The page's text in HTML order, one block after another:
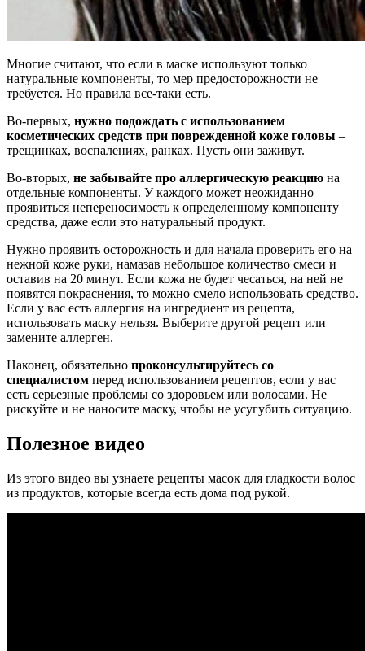
Многие считают, что если в маске используют только
натуральные компоненты, то мер предосторожности не
требуется. Но правила все-таки есть.
Во-первых, нужно подождать с использованием
косметических средств при поврежденной коже головы –
трещинках, воспалениях, ранках. Пусть они заживут.
Во-вторых, не забывайте про аллергическую реакцию на
отдельные компоненты. У каждого может неожиданно
проявиться непереносимость к определенному компоненту
средства, даже если это натуральный продукт.
Нужно проявить осторожность и для начала проверить его на
нежной коже руки, намазав небольшое количество смеси и
оставив на 20 минут. Если кожа не будет чесаться, на ней не
появятся покраснения, то можно смело использовать средство.
Если у вас есть аллергия на ингредиент из рецепта,
использовать маску нельзя. Выберите другой рецепт или
замените аллерген.
Наконец, обязательно проконсультируйтесь со
специалистом перед использованием рецептов, если у вас
есть серьезные проблемы со здоровьем или волосами. Не
рискуйте и не наносите маску, чтобы не усугубить ситуацию.
Полезное видео
Из этого видео вы узнаете рецепты масок для гладкости волос
из продуктов, которые всегда есть дома под рукой.